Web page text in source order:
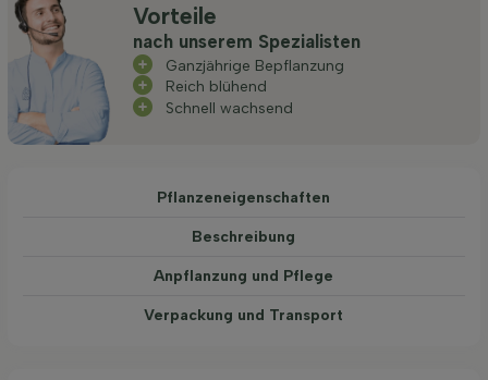
Vorteile
nach unserem Spezialisten
Ganzjährige Bepflanzung
Reich blühend
Schnell wachsend
Pflanzeneigenschaften
Beschreibung
Anpflanzung und Pflege
Verpackung und Transport